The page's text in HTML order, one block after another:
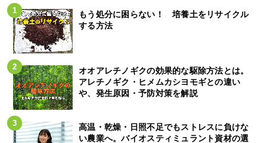
もう処分に困らない！ 培養土をリサイクル
する方法
オオアレチノギクの効果的な駆除方法とは。
アレチノギク・ヒメムカシヨモギとの違い
や、発生原因・予防対策を解説
高温・乾燥・日照不足でもストレスに負けな
い農業へ。バイオスティミュラント資材の選